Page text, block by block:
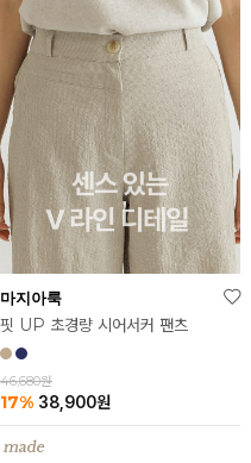
마지아룩
핏 UP 초경량 시어서커 팬츠
46,680원
17% 38,900원